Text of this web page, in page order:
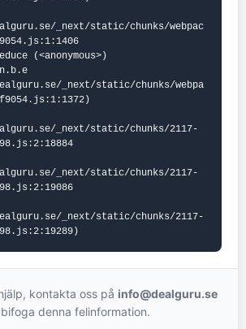
_next/static/chunks/webpac
_next/static/chunks/webpa
_next/static/chunks/2117-
_next/static/chunks/2117-
_next/static/chunks/2117-
kontakta oss på info@dealguru.se
denna felinformation.